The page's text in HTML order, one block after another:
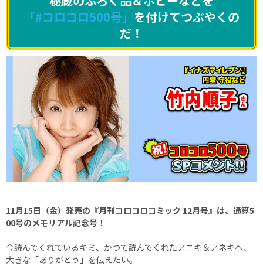
「#コロコロ500号」 を付けてつぶやくの
だ！
11月15日（金）発売の『月刊コロコロコミック 12月号』は、通算5
00号のメモリアル記念号！
今読んでくれているキミ、かつて読んでくれたアニキ＆アネキへ、
大きな「ありがとう」を伝えたい。